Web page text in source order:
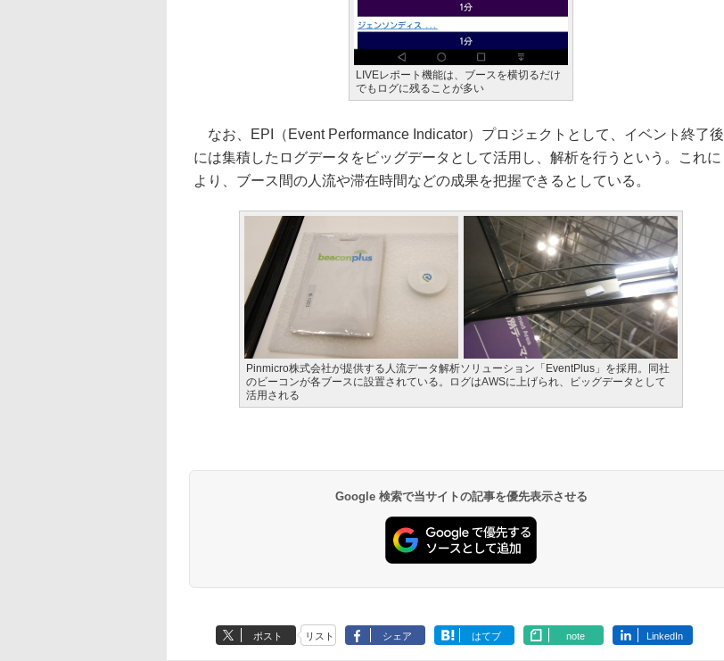
LIVEレポート機能は、ブースを横切るだけ
でもログに残ることが多い
なお、EPI（Event Performance Indicator）プロジェクトとして、イベント終了後
には集積したログデータをビッグデータとして活用し、解析を行うという。これに
より、ブース間の人流や滞在時間などの成果を把握できるとしている。
Pinmicro株式会社が提供する人流データ解析ソリューション「EventPlus」を採用。同社
のビーコンが各ブースに設置されている。ログはAWSに上げられ、ビッグデータとして
活用される
Google 検索で当サイトの記事を優先表示させる
ポスト リスト シェア はてブ note LinkedIn